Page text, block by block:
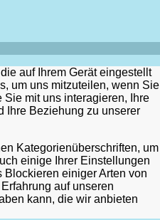
auf Ihrem Gerät eingestellt
um uns mitzuteilen, wenn Sie
mit uns interagieren, Ihre
Ihre Beziehung zu unserer
Kategorienüberschriften, um
einige Ihrer Einstellungen
einiger Arten von
auf unseren
kann, die wir anbieten